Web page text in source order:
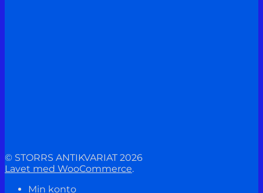
© STORRS ANTIKVARIAT 2026
Lavet med WooCommerce.
Min konto